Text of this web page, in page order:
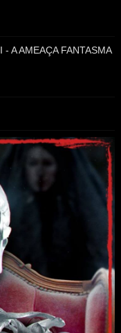
A AMEAÇA FANTASMA